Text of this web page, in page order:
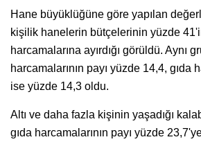
Hane büyüklüğüne göre yapılan
kişilik hanelerin bütçelerinin yüzde
harcamalarına ayırdığı görüldü. Aynı
harcamalarının payı yüzde 14,4, gıda
ise yüzde 14,3 oldu.
Altı ve daha fazla kişinin yaşadığı
gıda harcamalarının payı yüzde